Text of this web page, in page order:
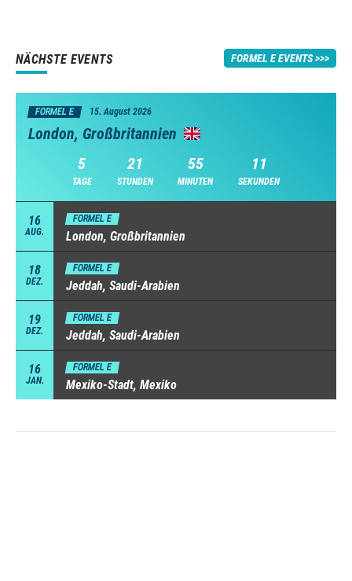
NÄCHSTE EVENTS FORMEL E EVENTS
FORMEL E 15. August 2026
London, Großbritannien
5
TAGE
21
STUNDEN
55
MINUTEN
11
SEKUNDEN
16
AUG.
FORMEL E
London, Großbritannien
18
DEZ.
FORMEL E
Jeddah, Saudi-Arabien
19
DEZ.
FORMEL E
Jeddah, Saudi-Arabien
16
JAN.
FORMEL E
Mexiko-Stadt, Mexiko